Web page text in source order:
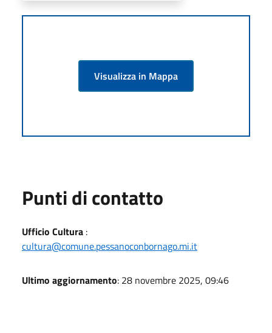
Visualizza in Mappa
Punti di contatto
Ufficio Cultura :
cultura@comune.pessanoconbornago.mi.it
Ultimo aggiornamento: 28 novembre 2025, 09:46